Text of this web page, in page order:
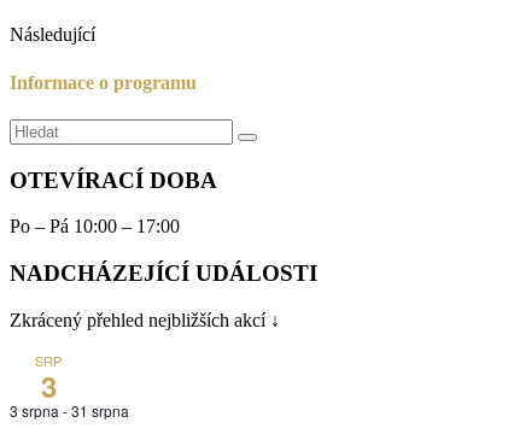
Následující
Informace o programu
Search
OTEVÍRACÍ DOBA
Po – Pá 10:00 – 17:00
NADCHÁZEJÍCÍ UDÁLOSTI
Zkrácený přehled nejbližších akcí ↓
SRP
3
3 srpna -31 srpna